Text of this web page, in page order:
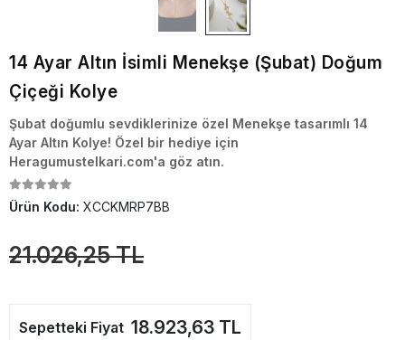
14 Ayar Altın İsimli Menekşe (Şubat) Doğum
Çiçeği Kolye
Şubat doğumlu sevdiklerinize özel Menekşe tasarımlı 14
Ayar Altın Kolye! Özel bir hediye için
Heragumustelkari.com'a göz atın.
Ürün Kodu: XCCKMRP7BB
21.026,25 TL
Sepetteki Fiyat 18.923,63 TL